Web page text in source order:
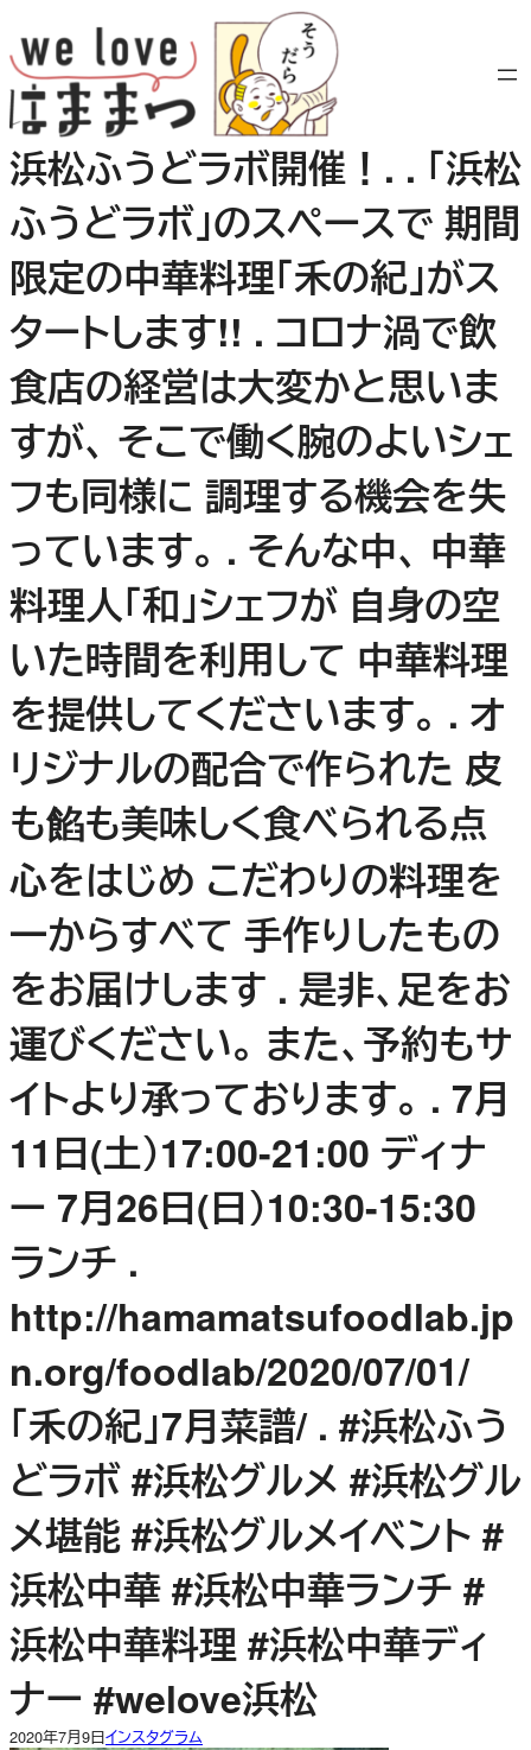
容
を
ス
キ
ッ
プ
浜松ふうどラボ開催！. . 「浜松
ふうどラボ」のスペースで 期間
限定の中華料理「禾の紀」がス
タートします!! . コロナ渦で飲
食店の経営は大変かと思いま
すが、 そこで働く腕のよいシェ
フも同様に 調理する機会を失
っています。 . そんな中、 中華
料理人「和」シェフが 自身の空
いた時間を利用して 中華料理
を提供してくださいます。 . オ
リジナルの配合で作られた 皮
も餡も美味しく食べられる点
心をはじめ こだわりの料理を
一からすべて 手作りしたもの
をお届けします . 是非、足をお
運びください。 また、予約もサ
イトより承っております。 . 7月
11日(土）17:00-21:00 ディナ
ー 7月26日(日）10:30-15:30
ランチ .
http://hamamatsufoodlab.jp
n.org/foodlab/2020/07/01/
「禾の紀」7月菜譜/ . #浜松ふう
どラボ #浜松グルメ #浜松グル
メ堪能 #浜松グルメイベント #
浜松中華 #浜松中華ランチ #
浜松中華料理 #浜松中華ディ
ナー #welove浜松
2020年7月9日インスタグラム